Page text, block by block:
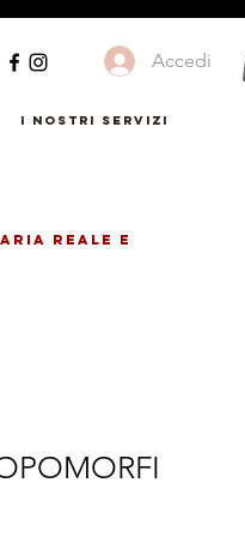
Accedi
I Nostri Servizi
REALE E